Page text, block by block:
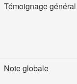
Témoignage général
Note globale